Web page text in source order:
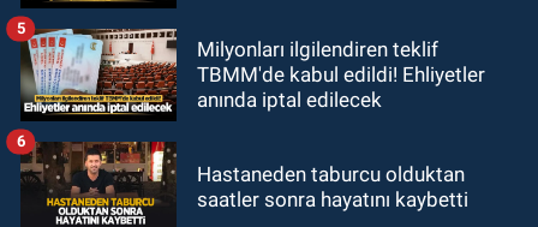
Milyonları ilgilendiren teklif
TBMM'de kabul edildi! Ehliyetler
anında iptal edilecek
5
Hastaneden taburcu olduktan
saatler sonra hayatını kaybetti
6